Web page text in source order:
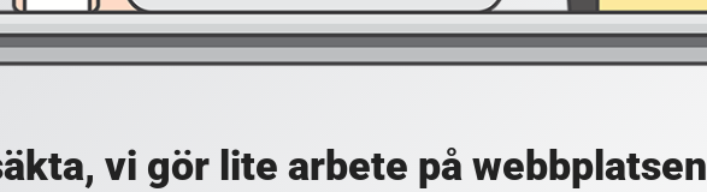
vi gör lite arbete på webbplatsen